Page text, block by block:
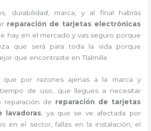
durabilidad, marca, y al final habrás
reparación de tarjetas electrónicas
hay en el mercado y vas seguro porque
que será para toda la vida porque
que encontraste en Tlalmille
que por razones ajenas a la marca y
de uso, que llegues a necesitar
reparación de reparación de tarjetas
lavadoras , ya que se ve afectada por
en el sector, fallas en la instalación, el